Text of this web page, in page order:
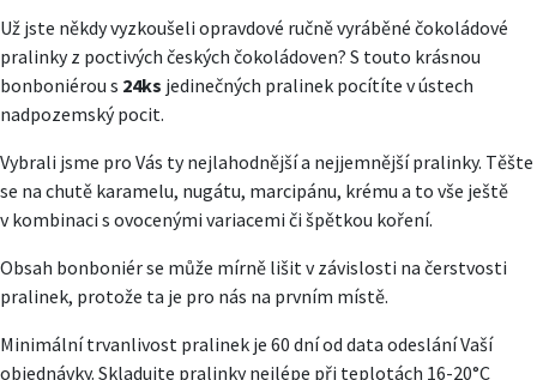
Už jste někdy vyzkoušeli opravdové ručně vyráběné čokoládové
pralinky z poctivých českých čokoládoven? S touto krásnou
bonboniérou s 24ks jedinečných pralinek pocítíte v ústech
nadpozemský pocit.
Vybrali jsme pro Vás ty nejlahodnější a nejjemnější pralinky. Těšte
se na chutě karamelu, nugátu, marcipánu, krému a to vše ještě
v kombinaci s ovocenými variacemi či špětkou koření.
Obsah bonboniér se může mírně lišit v závislosti na čerstvosti
pralinek, protože ta je pro nás na prvním místě.
Minimální trvanlivost pralinek je 60 dní od data odeslání Vaší
objednávky. Skladujte pralinky nejlépe při teplotách 16-20°C